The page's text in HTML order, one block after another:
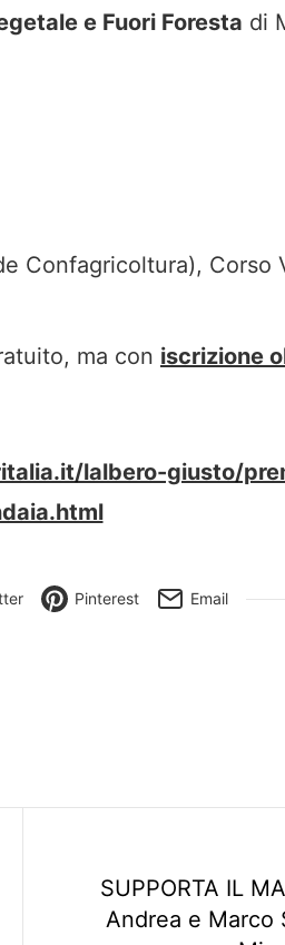
e Fuori Foresta di
Confagricoltura), Corso
ma con iscrizione
lalbero-giusto/
Pinterest Email
SUPPORTA IL
Andrea e Marco